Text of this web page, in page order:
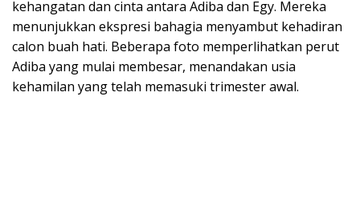
kehangatan dan cinta antara Adiba dan Egy. Mereka
menunjukkan ekspresi bahagia menyambut kehadiran
calon buah hati. Beberapa foto memperlihatkan perut
Adiba yang mulai membesar, menandakan usia
kehamilan yang telah memasuki trimester awal.